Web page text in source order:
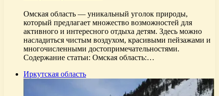
Омская область — уникальный уголок природы,
который предлагает множество возможностей для
активного и интересного отдыха детям. Здесь можно
насладиться чистым воздухом, красивыми пейзажами и
многочисленными достопримечательностями.
Содержание статьи: Омская область:…
Иркутская область